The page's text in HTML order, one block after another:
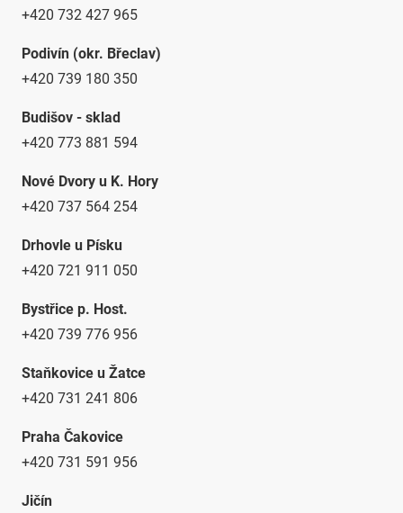
+420 732 427 965
Podivín (okr. Břeclav)
+420 739 180 350
Budišov - sklad
+420 773 881 594
Nové Dvory u K. Hory
+420 737 564 254
Drhovle u Písku
+420 721 911 050
Bystřice p. Host.
+420 739 776 956
Staňkovice u Žatce
+420 731 241 806
Praha Čakovice
+420 731 591 956
Jičín